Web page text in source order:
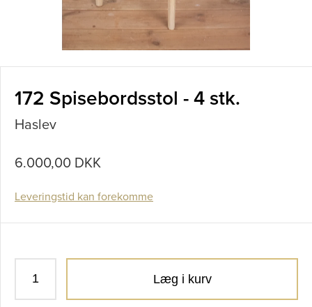
172 Spisebordsstol - 4 stk.
Haslev
6.000,00 DKK
Leveringstid kan forekomme
Læg i kurv